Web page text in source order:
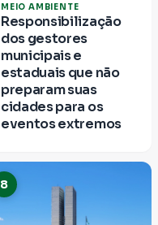
MEIO AMBIENTE
Responsibilização
dos gestores
municipais e
estaduais que não
preparam suas
cidades para os
eventos extremos
8